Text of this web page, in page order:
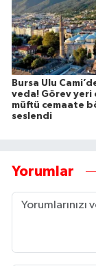
Bursa Ulu
veda! Görev yeri
müftü cemaate
seslendi
Yorumlar